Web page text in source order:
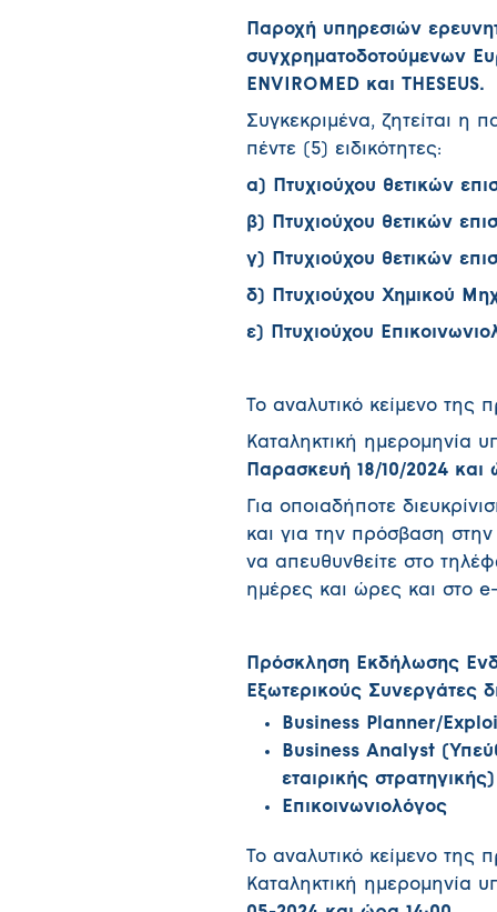
Παροχή υπηρεσιών
συγχρηματοδοτούμενων
ENVIROMED και THESEUS.
Συγκεκριμένα, ζητείται η
πέντε (5) ειδικότητες:
α) Πτυχιούχου θετικών
β) Πτυχιούχου θετικών
γ) Πτυχιούχου θετικών
δ) Πτυχιούχου Χημικού
ε) Πτυχιούχου
Το αναλυτικό κείμενο της
Καταληκτική ημερομηνία
Παρασκευή 18/10/2024 και
Για οποιαδήποτε
και για την πρόσβαση
να απευθυνθείτε στο
ημέρες και ώρες και στο
Πρόσκληση Εκδήλωσης
Εξωτερικούς Συνεργάτες
Business Planner/
Business Analyst
εταιρικής στρατηγικής)
Επικοινωνιολόγος
Το αναλυτικό κείμενο της
Καταληκτική ημερομηνία